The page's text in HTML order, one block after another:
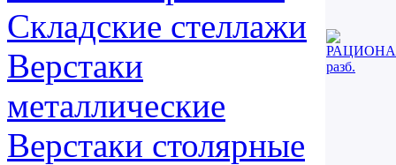
Складские стеллажи
Верстаки
металлические
Верстаки столярные